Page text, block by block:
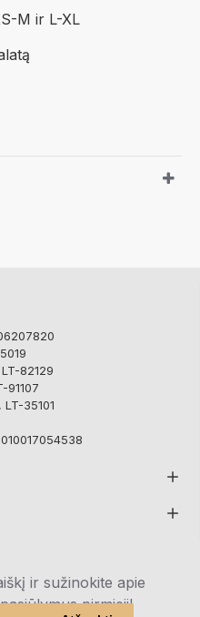
M ir L-XL
82129
91107
35101
ir sužinokite apie
pirmieji!